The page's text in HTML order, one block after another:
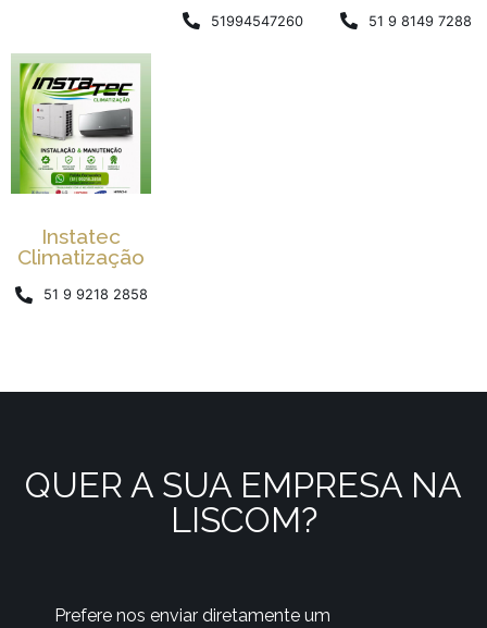
51994547260 51 9 8149 7288
Instatec
Climatização
51 9 9218 2858
QUER A SUA EMPRESA NA
LISCOM?
Prefere nos enviar diretamente um